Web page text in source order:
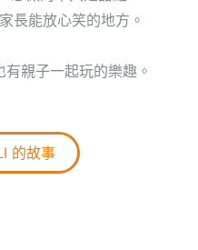
長能放心笑的地方。
親子一起玩的樂趣。
的故事